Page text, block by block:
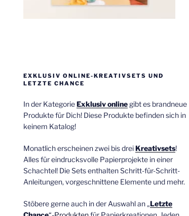
EXKLUSIV ONLINE-KREATIVSETS UND
LETZTE CHANCE
In der KategorieExklusiv onlinegibt es brandneue
Produkte für Dich! Diese Produkte befinden sich in
keinem Katalog!
Monatlich erscheinen zwei bis drei Kreativsets!
Alles für eindrucksvolle Papierprojekte in einer
Schachtel! Die Sets enthalten Schritt-für-Schritt-
Anleitungen, vorgeschnittene Elemente und mehr.
Stöbere gerne auch in der Auswahl an „Letzte